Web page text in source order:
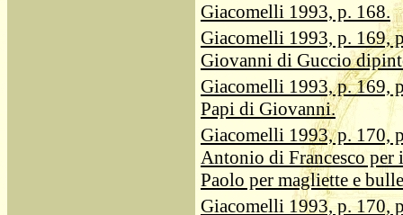
Giacomelli 1993, p. 168.
Giacomelli 1993, p. 169,
Giovanni di Guccio
Giacomelli 1993, p. 169,
Papi di Giovanni.
Giacomelli 1993, p. 170,
Antonio di Francesco per
Paolo per magliette e
Giacomelli 1993, p. 170,